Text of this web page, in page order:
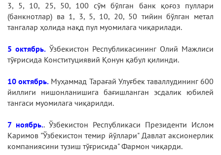
3, 5, 10, 25, 50, 100 сўм бўлган банк қоғоз пуллари
(банкнотлар) ва 1, 3, 5, 10, 20, 50 тийин бўлган метал
тангалар ҳолида нақд пул муомилага чиқарилади.
5 октябрь. Ўзбекистон Республикасининг Олий Мажлиси
тўғрисида Конституциявий Қонун қабул қилинди.
10 октябрь. Муҳаммад Тарағай Улуғбек таваллудининг 600
йиллиги нишонланишига бағишланган эсдалик юбилей
тангаси муомилага чиқарилди.
7 ноябрь.. Ўзбекистон Республикаси Президенти Ислом
Каримов "Ўзбекистон темир йўллари" Давлат аксионерлик
компаниясини тузиш тўғрисида" Фармон чиқарди.